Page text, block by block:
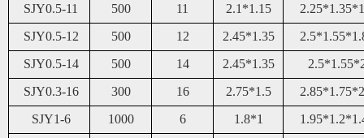
SJY0.5-11
500 11 2.1*1.15
SJY0.5-12
500 12 2.45*1.35
SJY0.5-14 500 14 2.45*1.35
SJY0.3-16
300 16 2.75*1.5
SJY1-6
1000 6 1.8*1